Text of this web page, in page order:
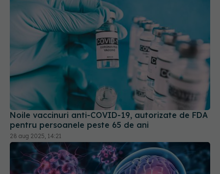
Noile vaccinuri anti-COVID-19, autorizate de FDA
pentru persoanele peste 65 de ani
28 aug 2025, 14:21